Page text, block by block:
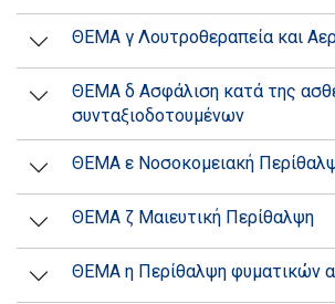
ΘΕΜΑ γ Λουτροθεραπεία και
ΘΕΜΑ δ Ασφάλιση κατά της
συνταξιοδοτουμένων
ΘΕΜΑ ε Νοσοκομειακή
ΘΕΜΑ ζ Μαιευτική Περίθαλψη
ΘΕΜΑ η Περίθαλψη φυματικών